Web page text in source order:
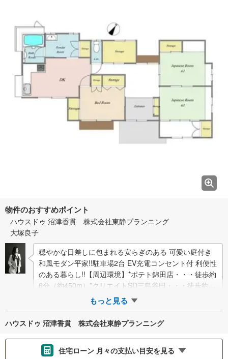
物件のおすすめポイント
ハウスドゥ 沼津香貫 株式会社東静プランニング
大塚良子
穏やかな日差しに包まれる安らぎのある 可愛い庭付き
和風モダン平家!!駐車場2台 EV充電コンセント付 利便性
のある暮らし!!【周辺環境】*ポテト錦田店・・・徒歩約
6分（約450m）*クリエイトSD三島谷田・・・徒歩約8
もっと見る
ハウスドゥ 沼津香貫 株式会社東静プランニング
住宅ローン 月々の支払い目安を見る